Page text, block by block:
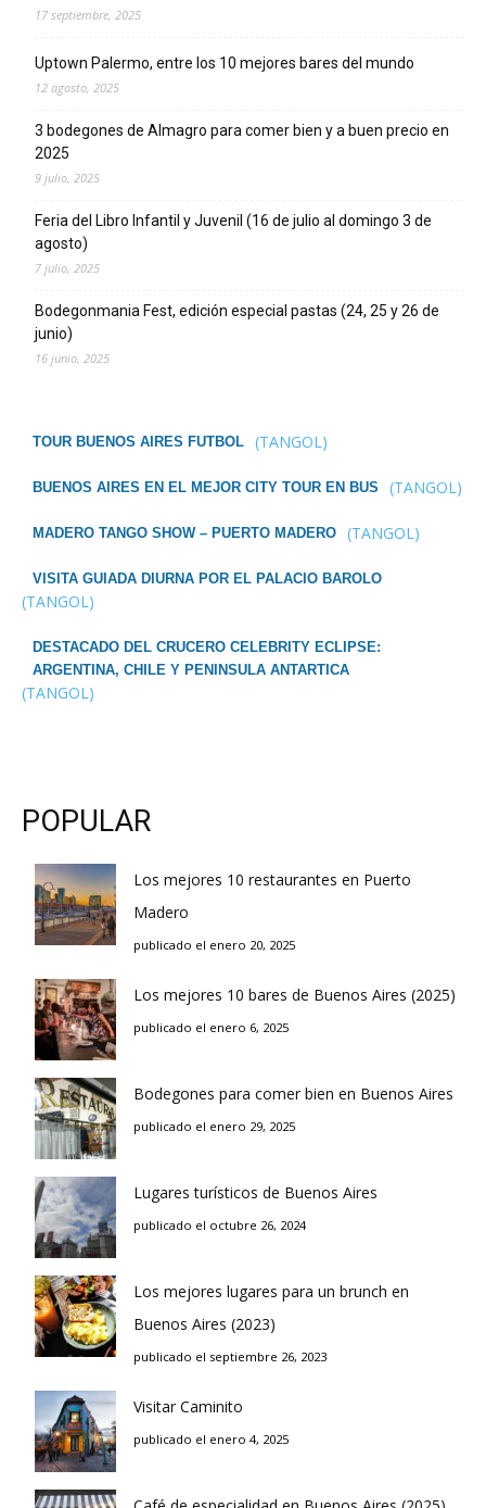
17 septiembre, 2025
Uptown Palermo, entre los 10 mejores bares del mundo
12 agosto, 2025
3 bodegones de Almagro para comer bien y a buen precio en
2025
9 julio, 2025
Feria del Libro Infantil y Juvenil (16 de julio al domingo 3 de
agosto)
7 julio, 2025
Bodegonmania Fest, edición especial pastas (24, 25 y 26 de
junio)
16 junio, 2025
TOUR BUENOS AIRES FUTBOL (TANGOL)
BUENOS AIRES EN EL MEJOR CITY TOUR EN BUS (TANGOL)
MADERO TANGO SHOW – PUERTO MADERO (TANGOL)
VISITA GUIADA DIURNA POR EL PALACIO BAROLO
(TANGOL)
DESTACADO DEL CRUCERO CELEBRITY ECLIPSE:
ARGENTINA, CHILE Y PENINSULA ANTARTICA
(TANGOL)
POPULAR
Los mejores 10 restaurantes en Puerto
Madero
publicado el enero 20, 2025
Los mejores 10 bares de Buenos Aires (2025)
publicado el enero 6, 2025
Bodegones para comer bien en Buenos Aires
publicado el enero 29, 2025
Lugares turísticos de Buenos Aires
publicado el octubre 26, 2024
Los mejores lugares para un brunch en
Buenos Aires (2023)
publicado el septiembre 26, 2023
Visitar Caminito
publicado el enero 4, 2025